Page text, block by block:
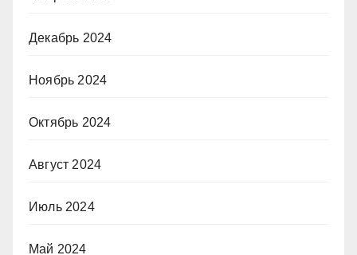
Декабрь 2024
Ноябрь 2024
Октябрь 2024
Август 2024
Июль 2024
Май 2024